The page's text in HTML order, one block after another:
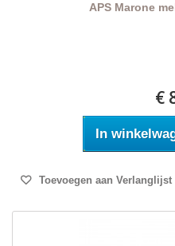
APS Marone
€
In
Toevoegen aan Verlanglijst